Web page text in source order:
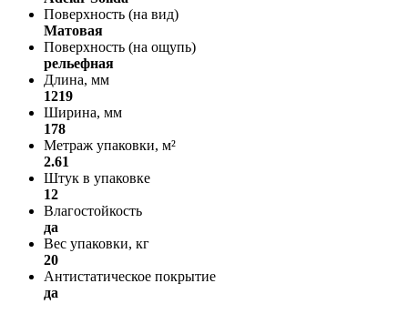
Поверхность (на вид)
Матовая
Поверхность (на ощупь)
рельефная
Длина, мм
1219
Ширина, мм
178
Метраж упаковки, м²
2.61
Штук в упаковке
12
Влагостойкость
да
Вес упаковки, кг
20
Антистатическое покрытие
да